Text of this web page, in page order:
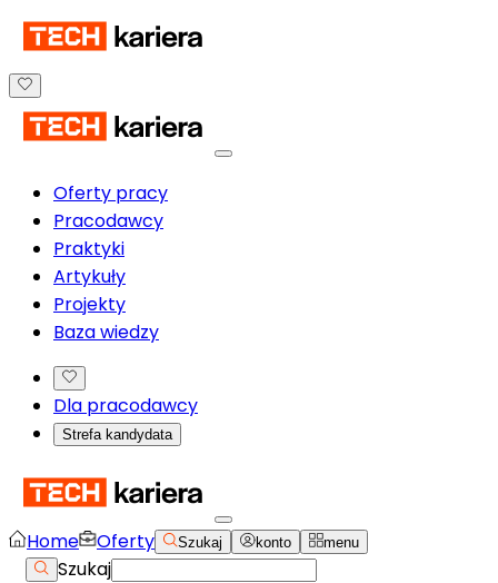
Oferty pracy
Pracodawcy
Praktyki
Artykuły
Projekty
Baza wiedzy
Dla pracodawcy
Strefa kandydata
Home Oferty Szukaj konto menu
Szukaj